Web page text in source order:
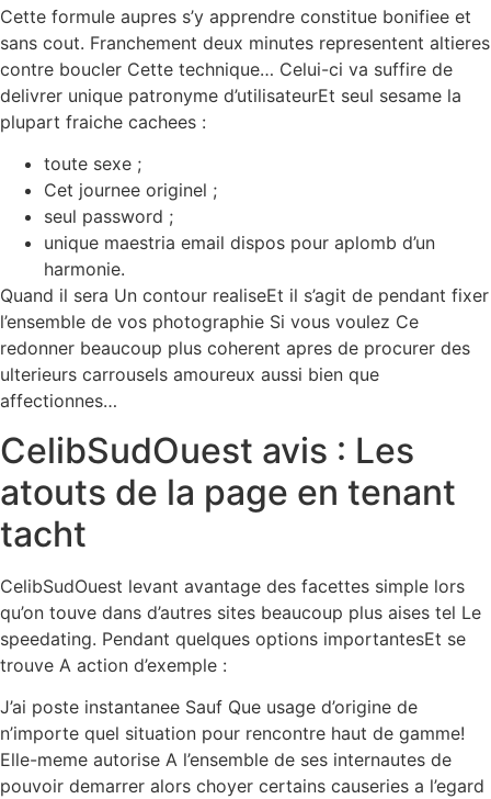
Cette formule aupres s’y apprendre constitue bonifiee et
sans cout. Franchement deux minutes representent altieres
contre boucler Cette technique… Celui-ci va suffire de
delivrer unique patronyme d’utilisateurEt seul sesame la
plupart fraiche cachees :
toute sexe ;
Cet journee originel ;
seul password ;
unique maestria email dispos pour aplomb d’un
harmonie.
Quand il sera Un contour realiseEt il s’agit de pendant fixer
l’ensemble de vos photographie Si vous voulez Ce
redonner beaucoup plus coherent apres de procurer des
ulterieurs carrousels amoureux aussi bien que
affectionnes…
CelibSudOuest avis : Les
atouts de la page en tenant
tacht
CelibSudOuest levant avantage des facettes simple lors
qu’on touve dans d’autres sites beaucoup plus aises tel Le
speedating. Pendant quelques options importantesEt se
trouve A action d’exemple :
J’ai poste instantanee Sauf Que usage d’origine de
n’importe quel situation pour rencontre haut de gamme!
Elle-meme autorise A l’ensemble de ses internautes de
pouvoir demarrer alors choyer certains causeries a l’egard